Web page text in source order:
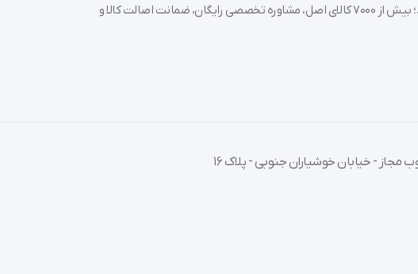
نرم‌افزارهای موبایل دارید.
از ترازو، از لباس سبک و بدون کفش استفاده کنید.
استفاده از ترازو، وزن خود را اندازه‌گیری کنید تا نتایج قابل قیاس باشند.
خرید تجهیزات پزشکی عمده و جزئی با بهترین قیمت از سدان مد؛ بیش از 7000 کالای اصل، مشاوره تخصصی رایگان، ضمانت اصالت کالا و
- خیابان خوشیاران جنوبی - پلاک 16